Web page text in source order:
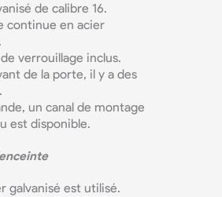
de calibre 16.
continue en acier
verrouillage inclus.
de la porte, il y a des
un canal de montage
est disponible.
galvanisé est utilisé.